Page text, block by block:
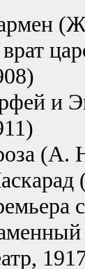
и
(А.